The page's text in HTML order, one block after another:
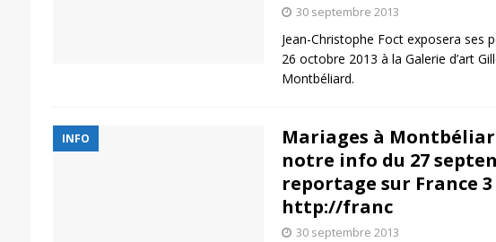
30 septembre 2013
Jean-Christophe Foct exposera ses
26 octobre 2013 à la Galerie d’art
Montbéliard.
INFO
Mariages à
notre info du 27
reportage sur France 3
http://franc
30 septembre 2013